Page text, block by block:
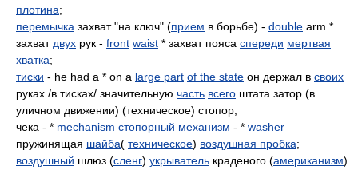
плотина;
перемычка захват "на ключ" (прием в борьбе) - double arm *
захват двух рук - front waist * захват пояса спереди мертвая
хватка;
тиски - he had a * on a large part of the state он держал в своих
руках /в тисках/ значительную часть всего штата затор (в
уличном движении) (техническое) стопор;
чека - * mechanism стопорный механизм - * washer
пружинящая шайба( техническое) воздушная пробка;
воздушный шлюз (сленг) укрыватель краденого (американизм)